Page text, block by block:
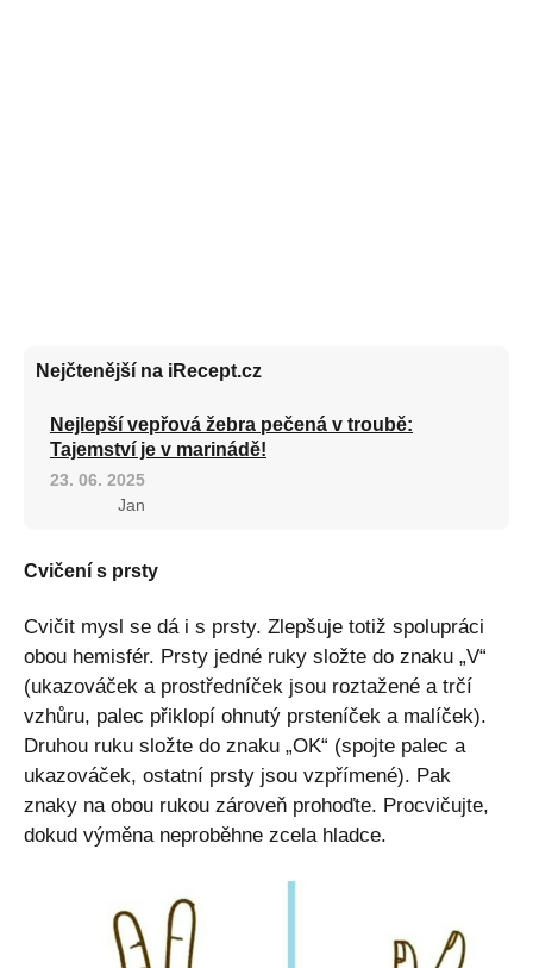
Nejčtenější na iRecept.cz
Nejlepší vepřová žebra pečená v troubě:
Tajemství je v marinádě!
23. 06. 2025
Jan
Cvičení s prsty
Cvičit mysl se dá i s prsty. Zlepšuje totiž spolupráci
obou hemisfér. Prsty jedné ruky složte do znaku „V“
(ukazováček a prostředníček jsou roztažené a trčí
vzhůru, palec přiklopí ohnutý prsteníček a malíček).
Druhou ruku složte do znaku „OK“ (spojte palec a
ukazováček, ostatní prsty jsou vzpřímené). Pak
znaky na obou rukou zároveň prohoďte. Procvičujte,
dokud výměna neproběhne zcela hladce.